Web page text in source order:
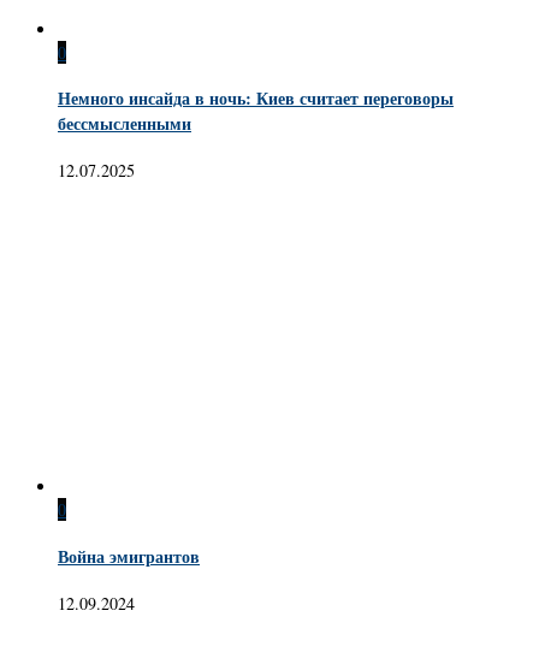
0
Немного инсайда в ночь: Киев считает переговоры
бессмысленными
12.07.2025
0
Война эмигрантов
12.09.2024